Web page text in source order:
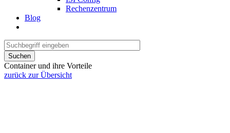
Rechenzentrum
Blog
Suchen
Container und ihre Vorteile
zurück zur Übersicht